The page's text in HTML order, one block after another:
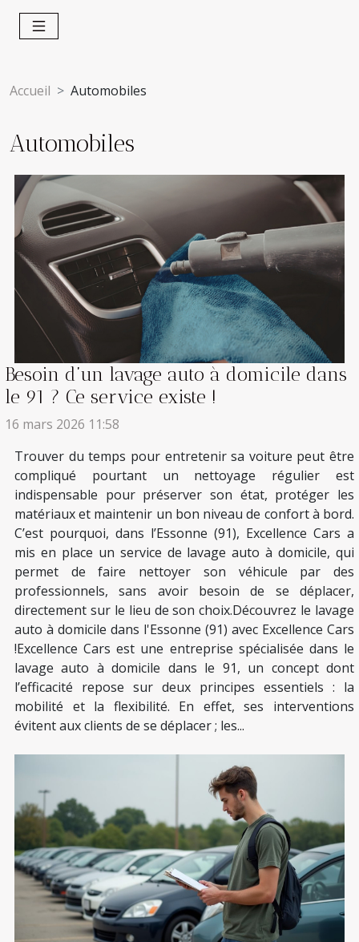
Accueil Automobiles
Automobiles
Besoin d’un lavage auto à domicile dans
le 91 ? Ce service existe !
16 mars 2026 11:58
Trouver du temps pour entretenir sa voiture peut être
compliqué pourtant un nettoyage régulier est
indispensable pour préserver son état, protéger les
matériaux et maintenir un bon niveau de confort à bord.
C’est pourquoi, dans l’Essonne (91), Excellence Cars a
mis en place un service de lavage auto à domicile, qui
permet de faire nettoyer son véhicule par des
professionnels, sans avoir besoin de se déplacer,
directement sur le lieu de son choix.Découvrez le lavage
auto à domicile dans l'Essonne (91) avec Excellence Cars
!Excellence Cars est une entreprise spécialisée dans le
lavage auto à domicile dans le 91, un concept dont
l’efficacité repose sur deux principes essentiels : la
mobilité et la flexibilité. En effet, ses interventions
évitent aux clients de se déplacer ; les...